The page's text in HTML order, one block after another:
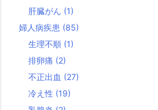
肝臓がん (1)
婦人病疾患 (85)
生理不順 (1)
排卵痛 (2)
不正出血 (27)
冷え性 (19)